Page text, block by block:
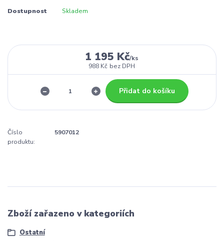
Dostupnost Skladem
1 195 Kč/ks
988 Kč bez DPH
Přidat do košíku
Číslo
produktu:
5907012
Zboží zařazeno v kategoriích
Ostatní